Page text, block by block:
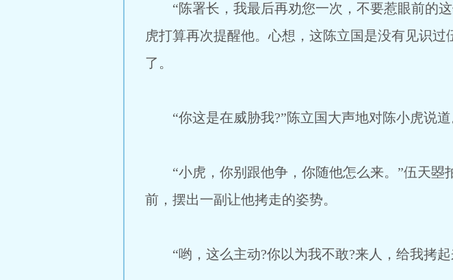
“陈署长，我最后再劝您一次，不要惹眼前的这
虎打算再次提醒他。心想，这陈立国是没有见识
了。
“你这是在威胁我?”陈立国大声地对陈小虎说道
“小虎，你别跟他争，你随他怎么来。”伍天曌
前，摆出一副让他拷走的姿势。
“哟，这么主动?你以为我不敢?来人，给我拷起